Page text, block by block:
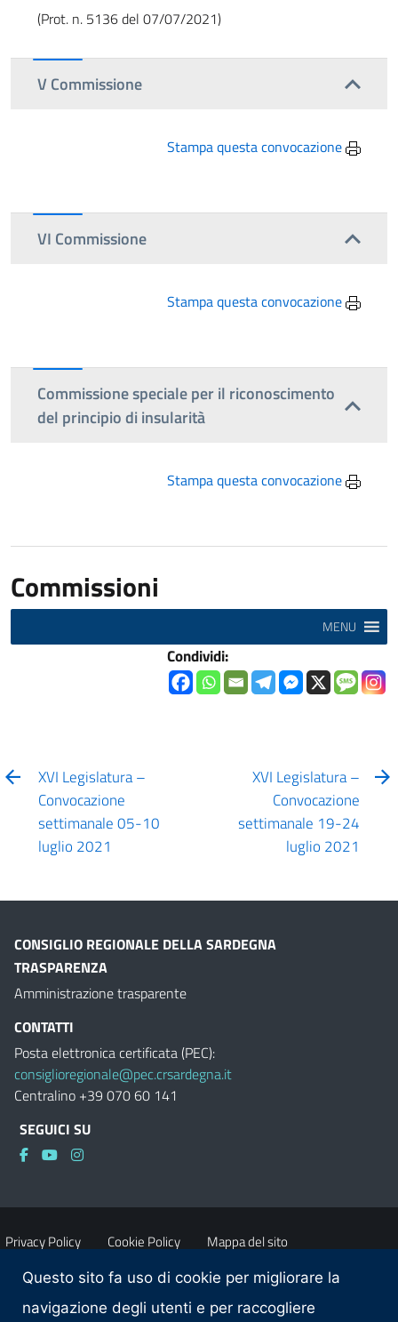
(Prot. n. 5136 del 07/07/2021)
V Commissione
Stampa questa convocazione
VI Commissione
Stampa questa convocazione
Commissione speciale per il riconoscimento
del principio di insularità
Stampa questa convocazione
Commissioni
MENU
Condividi:
XVI Legislatura –
Convocazione
settimanale 05-10
luglio 2021
XVI Legislatura –
Convocazione
settimanale 19-24
luglio 2021
CONSIGLIO REGIONALE DELLA SARDEGNA
TRASPARENZA
Amministrazione trasparente
CONTATTI
Posta elettronica certificata (PEC):
consiglioregionale@pec.crsardegna.it
Centralino +39 070 60 141
SEGUICI SU
Privacy Policy Cookie Policy Mappa del sito
Accessibilità Dichiarazione di accessibilità
Questo sito fa uso di cookie per migliorare la
navigazione degli utenti e per raccogliere